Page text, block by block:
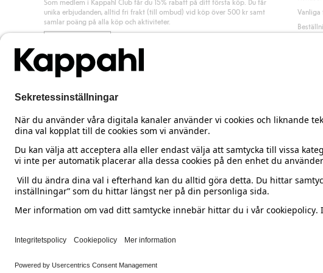
Som medlem i Kappahl Club får du 15% rabatt på ditt första köp. Du får
unika erbjudanden, alltid fri frakt (till ombud) vid köp över 500 kr samt
samlar poäng på alla köp och aktiviteter.
Vanliga
Sweden Ändra land
Cookies